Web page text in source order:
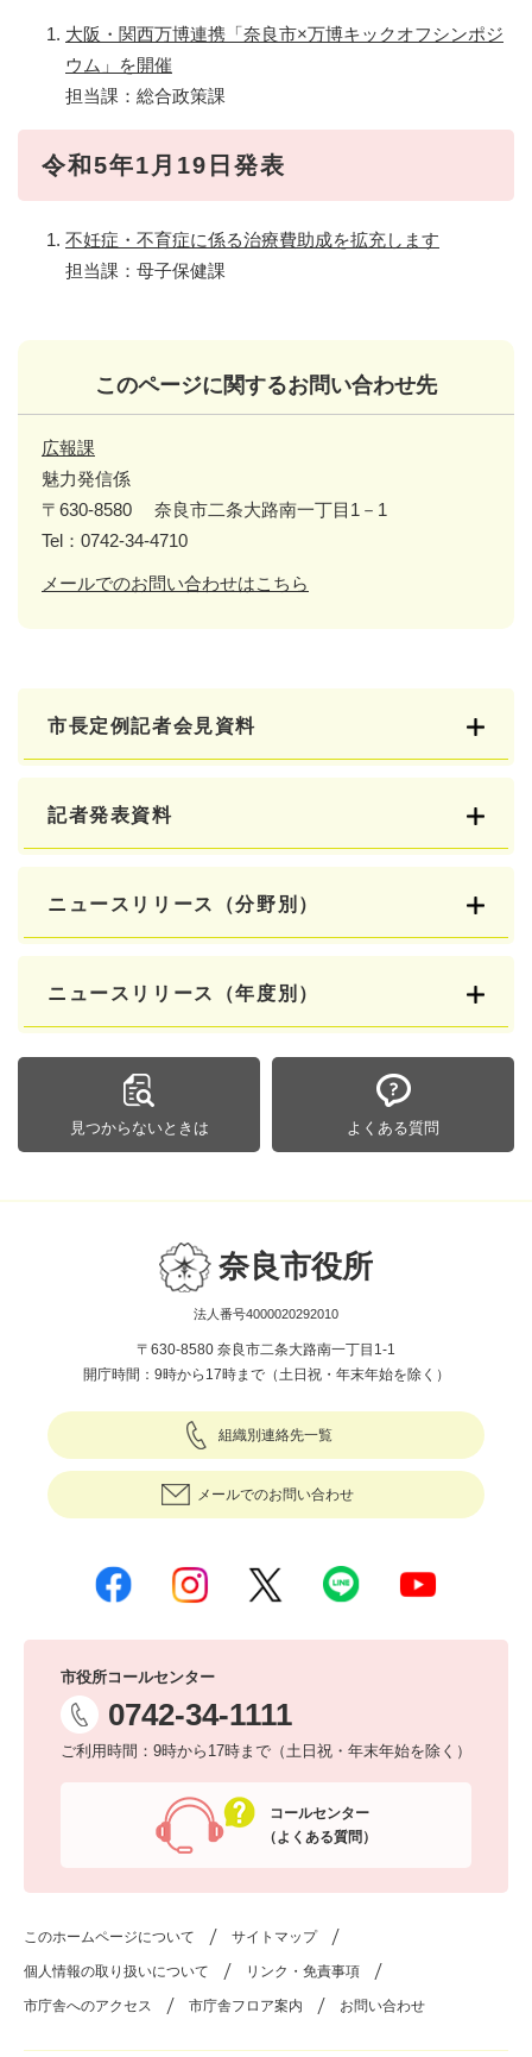
大阪・関西万博連携「奈良市×万博キックオフシンポジ
ウム」を開催​
担当課：総合政策課
令和5年1月19日発表
不妊症・不育症に係る治療費助成を拡充します​
担当課：母子保健課
このページに関するお問い合わせ先
広報課
魅力発信係
〒630-8580
奈良市二条大路南一丁目1－1
Tel：0742-34-4710
メールでのお問い合わせはこちら
市長定例記者会見資料
記者発表資料
ニュースリリース（分野別）
ニュースリリース（年度別）
見つからないときは よくある質問
奈良市役所
法人番号4000020292010
〒630-8580 奈良市二条大路南一丁目1-1
開庁時間：9時から17時まで（土日祝・年末年始を除く）
組織別連絡先一覧
メールでのお問い合わせ
市役所コールセンター
0742-34-1111
ご利用時間：9時から17時まで（土日祝・年末年始を除く）
コールセンター
（よくある質問）
このホームページについて サイトマップ
個人情報の取り扱いについて リンク・免責事項
市庁舎へのアクセス 市庁舎フロア案内 お問い合わせ